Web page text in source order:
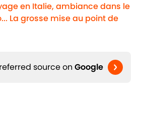
en Italie, ambiance dans le
La grosse mise au point de
source on Google